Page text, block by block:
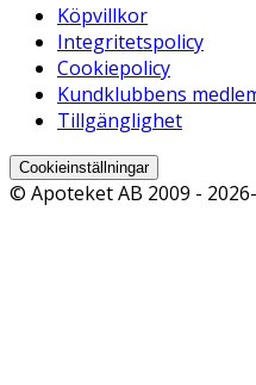
Köpvillkor
Integritetspolicy
Cookiepolicy
Kundklubbens
Tillgänglighet
Cookieinställningar
© Apoteket AB 2009 -